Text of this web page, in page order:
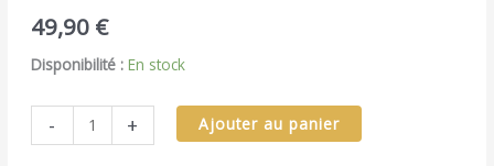
49,90 €
Disponibilité : En stock
-
en
Péridot
+ Ajouter au panier